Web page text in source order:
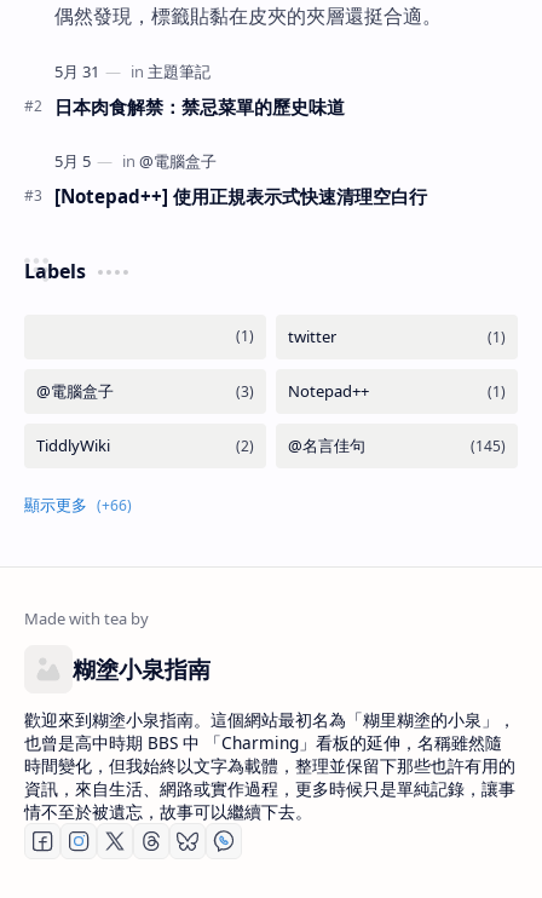
偶然發現，標籤貼黏在皮夾的夾層還挺合適。
日本肉食解禁：禁忌菜單的歷史味道
[Notepad++] 使用正規表示式快速清理空白行
Labels
糊塗小泉指南
歡迎來到糊塗小泉指南。這個網站最初名為「糊里糊塗的小泉」，
也曾是高中時期 BBS 中 「Charming」看板的延伸，名稱雖然隨
時間變化，但我始終以文字為載體，整理並保留下那些也許有用的
資訊，來自生活、網路或實作過程，更多時候只是單純記錄，讓事
情不至於被遺忘，故事可以繼續下去。